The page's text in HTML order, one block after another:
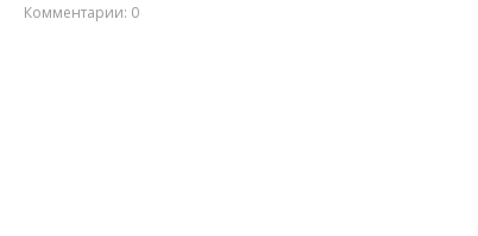
Комментарии: 0